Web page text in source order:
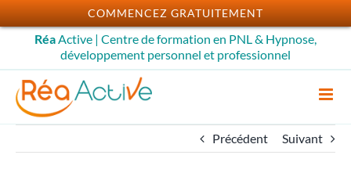
Passer
au
contenu
RéaActive | Centre de formation en PNL & Hypnose,
développement personnel et professionnel
Précédent Suivant
COMMENCEZ GRATUITEMENT